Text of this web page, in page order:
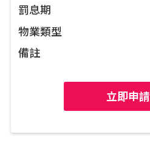
按揭快趣智識
按揭百科
罰息期
物業類型
備註
立即申請